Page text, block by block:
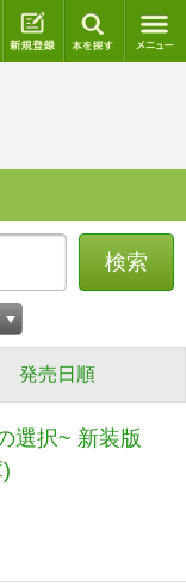
ログイン 新規登録
検索
発売日順
選択~ 新装版